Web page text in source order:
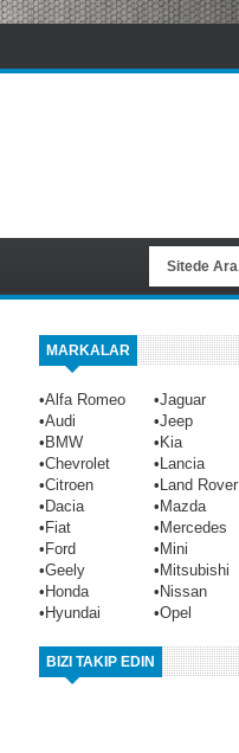
MARKALAR
•Alfa Romeo •Jaguar
•Audi •Jeep
•BMW •Kia
•Chevrolet •Lancia
•Citroen •Land Rover
•Dacia •Mazda
•Fiat •Mercedes
•Ford •Mini
•Geely •Mitsubishi
•Honda •Nissan
•Hyundai •Opel
BIZI TAKIP EDIN